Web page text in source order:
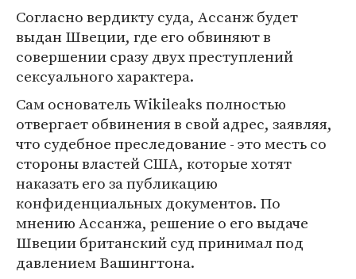
Согласно вердикту суда, Ассанж будет
выдан Швеции, где его обвиняют в
совершении сразу двух преступлений
сексуального характера.
Сам основатель Wikileaks полностью
отвергает обвинения в свой адрес, заявляя,
что судебное преследование - это месть со
стороны властей США, которые хотят
наказать его за публикацию
конфиденциальных документов. По
мнению Ассанжа, решение о его выдаче
Швеции британский суд принимал под
давлением Вашингтона.